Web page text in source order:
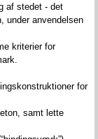
af stedet - det
under anvendelsen
kriterier for
for
samt lette